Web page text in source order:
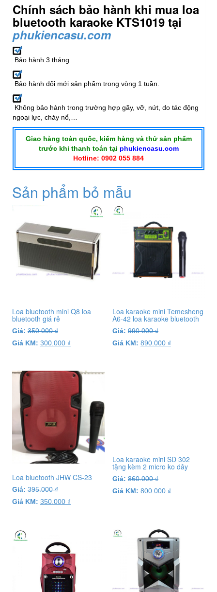
Chính sách bảo hành khi mua loa
bluetooth karaoke KTS1019 tại
phukiencasu.com
Bảo hành 3 tháng
Bảo hành đổi mới sản phẩm trong vòng 1 tuần.
Không bảo hành trong trường hợp gãy, vỡ, nứt, do tác động
ngoại lực, cháy nổ,…
Giao hàng toàn quốc, kiểm hàng và thử sản phẩm
trước khi thanh toán tại phukiencasu.com
Hotline: 0902 055 884
Sản phẩm bỏ mẫu
Loa bluetooth mini Q8 loa
bluetooth giá rẻ
Giá: 350.000₫
Giá KM: 300.000 ₫
Loa karaoke mini Temesheng
A6-42 loa karaoke bluetooth
Giá: 990.000₫
Giá KM: 890.000 ₫
Loa bluetooth JHW CS-23
Giá: 395.000₫
Giá KM: 350.000 ₫
Loa karaoke mini SD 302
tặng kèm 2 micro ko dây
Giá: 860.000₫
Giá KM: 800.000 ₫